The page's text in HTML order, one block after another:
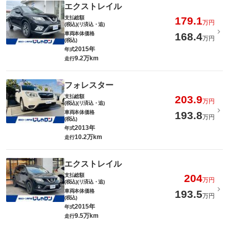
エクストレイル
支払総額
(税込)(リ済込・追)
179.1万円
車両本体価格
(税込)
168.4万円
年式2015年
走行9.2万km
フォレスター
支払総額
(税込)(リ済込・追)
203.9万円
車両本体価格
(税込)
193.8万円
年式2013年
走行10.2万km
エクストレイル
支払総額
(税込)(リ済込・追)
204万円
車両本体価格
(税込)
193.5万円
年式2015年
走行9.5万km